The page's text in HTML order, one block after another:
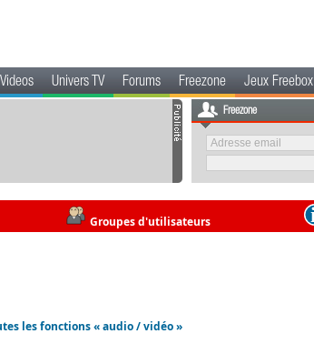
Videos Univers TV Forums Freezone Jeux Freebox
Freezone
Groupes d'utilisateurs
les fonctions « audio / vidéo »